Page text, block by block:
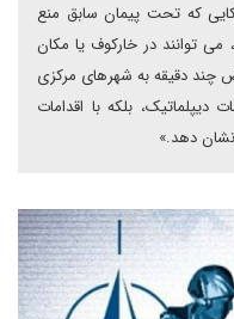
که تحت پیمان سابق منع
توانند در خارکوف یا مکان
چند دقیقه به شهرهای مرکزی
دیپلماتیک، بلکه با اقدامات
نشان دهد.»